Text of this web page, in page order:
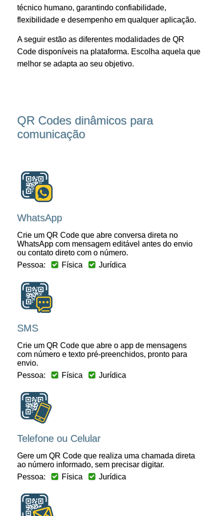
técnico humano, garantindo confiabilidade,
flexibilidade e desempenho em qualquer aplicação.
A seguir estão as diferentes modalidades de QR
Code disponíveis na plataforma. Escolha aquela que
melhor se adapta ao seu objetivo.
QR Codes dinâmicos para
comunicação
WhatsApp
Crie um QR Code que abre conversa direta no
WhatsApp com mensagem editável antes do envio
ou contato direto com o número.
Pessoa:
Física Jurídica
SMS
Crie um QR Code que abre o app de mensagens
com número e texto pré-preenchidos, pronto para
envio.
Pessoa:
Física Jurídica
Telefone ou Celular
Gere um QR Code que realiza uma chamada direta
ao número informado, sem precisar digitar.
Pessoa:
Física Jurídica